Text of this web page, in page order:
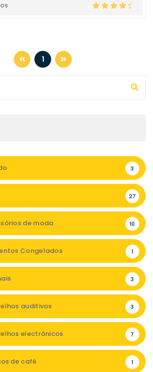
1
3
27
de moda 10
Congelados 1
3
auditivos 3
electrónicos 7
de café 1